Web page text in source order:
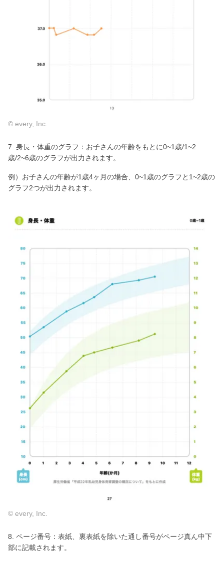
© every, Inc.
7. 身長・体重のグラフ：お子さんの年齢をもとに0~1歳/1~2
歳/2~6歳のグラフが出力されます。
例）お子さんの年齢が1歳4ヶ月の場合、0~1歳のグラフと1~2歳の
グラフ2つが出力されます。
© every, Inc.
8. ページ番号：表紙、裏表紙を除いた通し番号がページ真ん中下
部に記載されます。